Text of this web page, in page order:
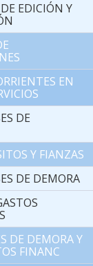
EDICIÓN Y
EN
DE
Y FIANZAS
DE DEMORA
DE DEMORA Y
FINANC